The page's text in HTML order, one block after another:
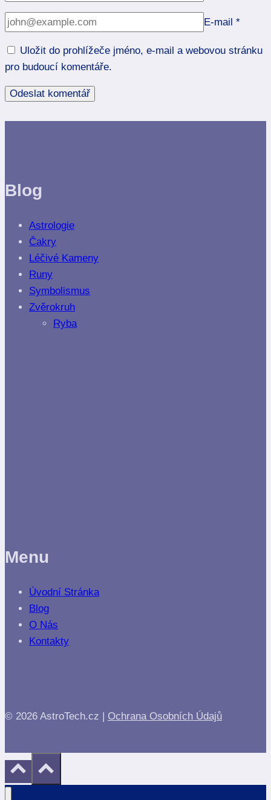
E-mail *
Uložit do prohlížeče jméno, e-mail a webovou stránku
pro budoucí komentáře.
Blog
Astrologie
Čakry
Léčivé Kameny
Runy
Symbolismus
Zvěrokruh
Ryba
Menu
Úvodní Stránka
Blog
O Nás
Kontakty
© 2026 AstroTech.cz | Ochrana Osobních Údajů